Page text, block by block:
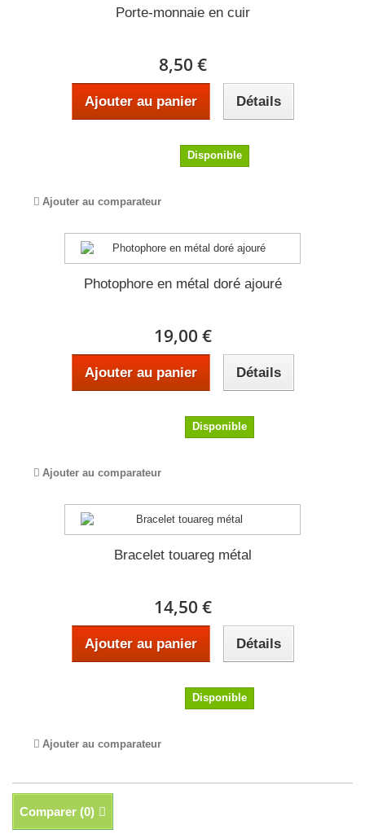
Porte-monnaie en cuir
8,50 €
Ajouter au panier Détails
Disponible
Ajouter au comparateur
Photophore en métal doré ajouré
19,00 €
Ajouter au panier Détails
Disponible
Ajouter au comparateur
Bracelet touareg métal
14,50 €
Ajouter au panier Détails
Disponible
Ajouter au comparateur
Comparer (0)